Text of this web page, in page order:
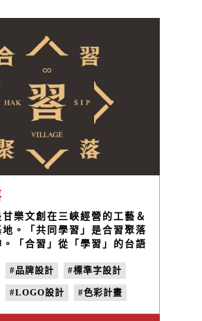
樂文創在三峽經營的工藝＆
地。「共同學習」是合習聚落
。「合習」從「學習」的台語
資源，讓工藝職人、良食店
和企業夥伴彼此合作，建構
系統，發展社區產業和培育
職能。
#品牌設計 #標準字設計
#LOGO設計 #色彩計畫